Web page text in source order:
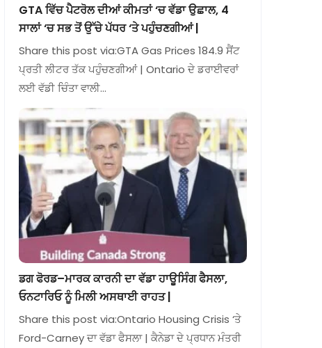
GTA ਵਿੱਚ ਪੈਟਰੋਲ ਦੀਆਂ ਕੀਮਤਾਂ ‘ਚ ਵੱਡਾ ਉਛਾਲ, 4
ਸਾਲਾਂ ‘ਚ ਸਭ ਤੋਂ ਉੱਚੇ ਪੱਧਰ ‘ਤੇ ਪਹੁੰਚਣਗੀਆਂ |
Share this post via:GTA Gas Prices 184.9 ਸੈਂਟ
ਪ੍ਰਤੀ ਲੀਟਰ ਤੱਕ ਪਹੁੰਚਣਗੀਆਂ | Ontario ਦੇ ਡਰਾਈਵਰਾਂ
ਲਈ ਵੱਡੀ ਚਿੰਤਾ ਵਾਲੀ…
ਡਗ ਫੋਰਡ–ਮਾਰਕ ਕਾਰਨੀ ਦਾ ਵੱਡਾ ਹਾਊਸਿੰਗ ਫੈਸਲਾ,
ਓਨਟਾਰਿਓ ਨੂੰ ਮਿਲੀ ਅਸਥਾਈ ਰਾਹਤ |
Share this post via:Ontario Housing Crisis ‘ਤੇ
Ford-Carney ਦਾ ਵੱਡਾ ਫੈਸਲਾ | ਕੈਨੇਡਾ ਦੇ ਪ੍ਰਧਾਨ ਮੰਤਰੀ